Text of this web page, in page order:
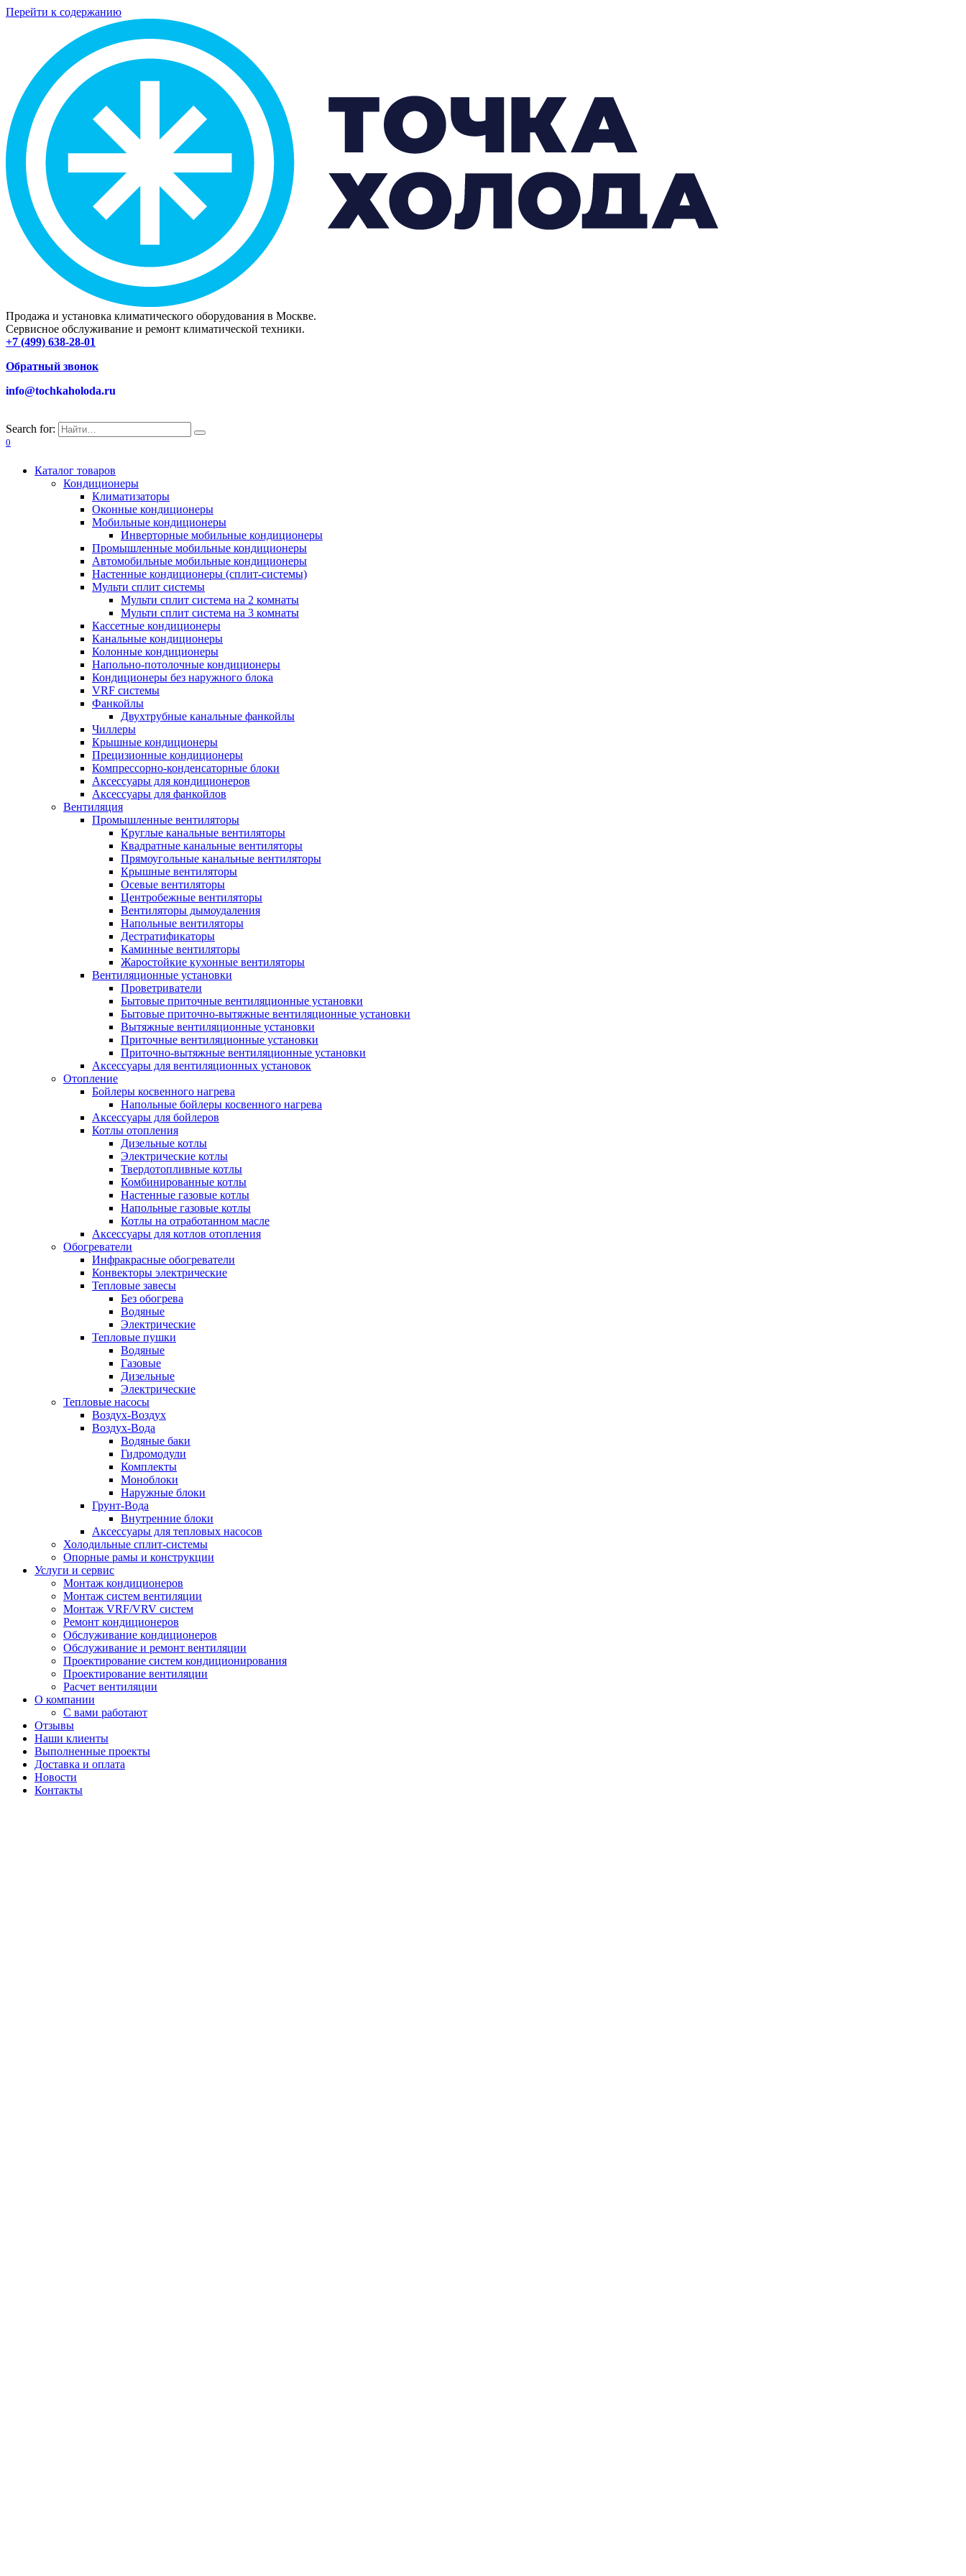
Перейти к содержанию
Продажа и установка климатического оборудования в Москве.
Сервисное обслуживание и ремонт климатической техники.
+7 (499) 638-28-01
Обратный звонок
info@tochkaholoda.ru
Search for:
0
Каталог товаров
Кондиционеры
Климатизаторы
Оконные кондиционеры
Мобильные кондиционеры
Инверторные мобильные кондиционеры
Промышленные мобильные кондиционеры
Автомобильные мобильные кондиционеры
Настенные кондиционеры (сплит-системы)
Мульти сплит системы
Мульти сплит система на 2 комнаты
Мульти сплит система на 3 комнаты
Кассетные кондиционеры
Канальные кондиционеры
Колонные кондиционеры
Напольно-потолочные кондиционеры
Кондиционеры без наружного блока
VRF системы
Фанкойлы
Двухтрубные канальные фанкойлы
Чиллеры
Крышные кондиционеры
Прецизионные кондиционеры
Компрессорно-конденсаторные блоки
Аксессуары для кондиционеров
Аксессуары для фанкойлов
Вентиляция
Промышленные вентиляторы
Круглые канальные вентиляторы
Квадратные канальные вентиляторы
Прямоугольные канальные вентиляторы
Крышные вентиляторы
Осевые вентиляторы
Центробежные вентиляторы
Вентиляторы дымоудаления
Напольные вентиляторы
Дестратификаторы
Каминные вентиляторы
Жаростойкие кухонные вентиляторы
Вентиляционные установки
Проветриватели
Бытовые приточные вентиляционные установки
Бытовые приточно-вытяжные вентиляционные установки
Вытяжные вентиляционные установки
Приточные вентиляционные установки
Приточно-вытяжные вентиляционные установки
Аксессуары для вентиляционных установок
Отопление
Бойлеры косвенного нагрева
Напольные бойлеры косвенного нагрева
Аксессуары для бойлеров
Котлы отопления
Дизельные котлы
Электрические котлы
Твердотопливные котлы
Комбинированные котлы
Настенные газовые котлы
Напольные газовые котлы
Котлы на отработанном масле
Аксессуары для котлов отопления
Обогреватели
Инфракрасные обогреватели
Конвекторы электрические
Тепловые завесы
Без обогрева
Водяные
Электрические
Тепловые пушки
Водяные
Газовые
Дизельные
Электрические
Тепловые насосы
Воздух-Воздух
Воздух-Вода
Водяные баки
Гидромодули
Комплекты
Моноблоки
Наружные блоки
Грунт-Вода
Внутренние блоки
Аксессуары для тепловых насосов
Холодильные сплит-системы
Опорные рамы и конструкции
Услуги и сервис
Монтаж кондиционеров
Монтаж систем вентиляции
Монтаж VRF/VRV систем
Ремонт кондиционеров
Обслуживание кондиционеров
Обслуживание и ремонт вентиляции
Проектирование систем кондиционирования
Проектирование вентиляции
Расчет вентиляции
О компании
С вами работают
Отзывы
Наши клиенты
Выполненные проекты
Доставка и оплата
Новости
Контакты